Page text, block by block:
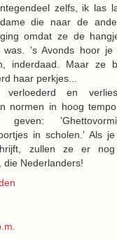
zelfs, ik las
die naar de
omdat ze de
was. 's Avonds hoor
inderdaad. Maar ze
haar perkjes...
verloederd en
normen in hoog
in scholen.' Als
zullen ze er
die Nederlanders!